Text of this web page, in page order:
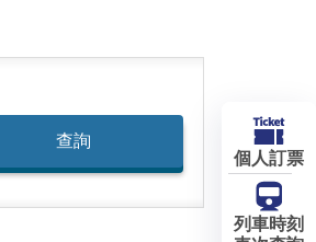
個人訂票
列車時刻